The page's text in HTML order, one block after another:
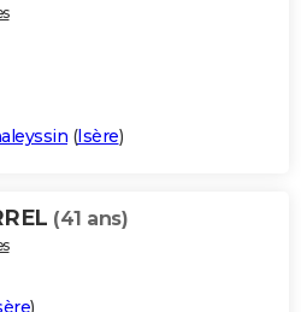
(Isère)
(41 ans)
)